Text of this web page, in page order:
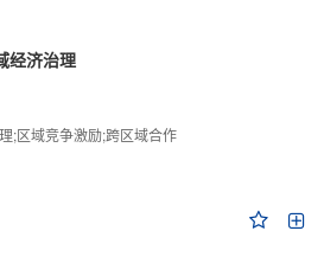
经济治理
;区域竞争激励;跨区域合作